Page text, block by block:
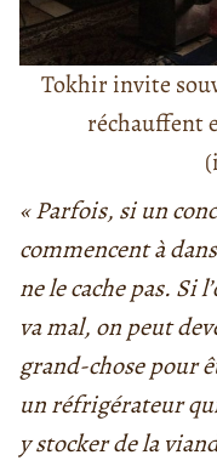
Tokhir invite
réchauffent
« Parfois, si un
commencent à
ne le cache pas. Si
va mal, on peut
grand-chose pour
un réfrigérateur
y stocker de la